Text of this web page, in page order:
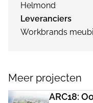
Helmond
Leveranciers
Workbrands
Meer projecten
ARC18: